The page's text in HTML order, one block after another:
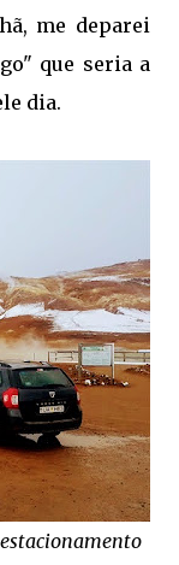
me deparei
que seria a
dia.